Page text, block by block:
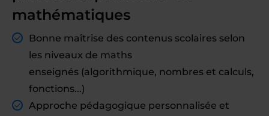
mathématiques
Bonne maîtrise des contenus scolaires selon
les niveaux de maths
enseignés (algorithmique, nombres et calculs,
fonctions...)
Approche pédagogique personnalisée et